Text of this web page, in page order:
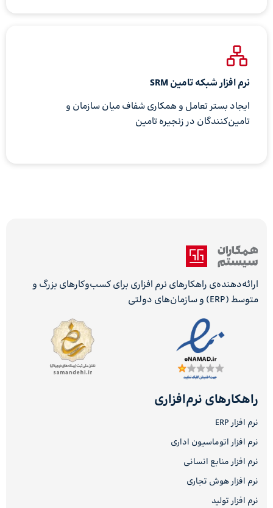
نرم افزار شبکه تامین SRM
ایجاد بستر تعامل و همکاری شفاف میان سازمان و
تامین‌کنندگان در زنجیره تامین
ارائه‌دهنده‌ی راهکارهای نرم افزاری برای کسب‌وکارهای بزرگ و
متوسط (ERP) و سازمان‌های دولتی
راهکارهای نرم‌افزاری
نرم افزار ERP
نرم افزار اتوماسیون اداری
نرم افزار منابع انسانی
نرم افزار هوش تجاری
نرم افزار تولید